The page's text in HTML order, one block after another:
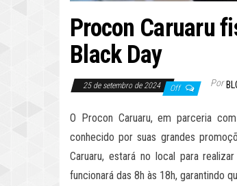
Procon Caruaru
Black Day
25 de setembro de 2024 Off Por
O Procon Caruaru, em parceria
conhecido por suas grandes
Caruaru, estará no local para
funcionará das 8h às 18h, garantindo